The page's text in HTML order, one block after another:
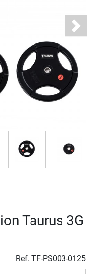
Next
Taurus 3G
Ref. TF-PS003-0125